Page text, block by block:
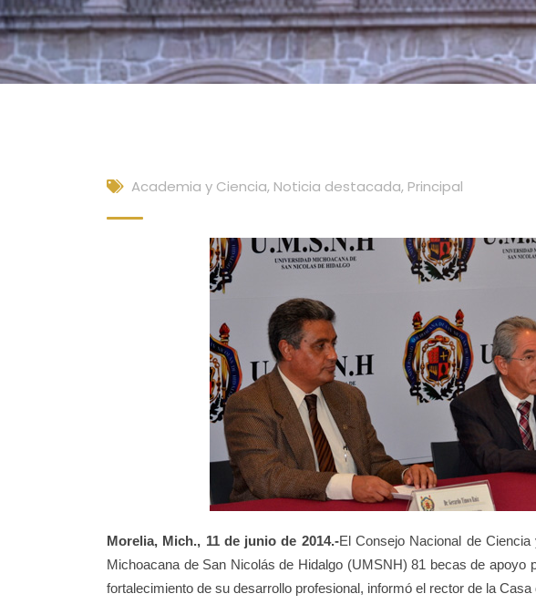
Academia y Ciencia, Noticia destacada, Principal
Morelia, Mich., 11 de junio de 2014.-El Consejo Nacional de
Michoacana de San Nicolás de Hidalgo (UMSNH) 81 becas de apoyo
fortalecimiento de su desarrollo profesional, informó el rector de la